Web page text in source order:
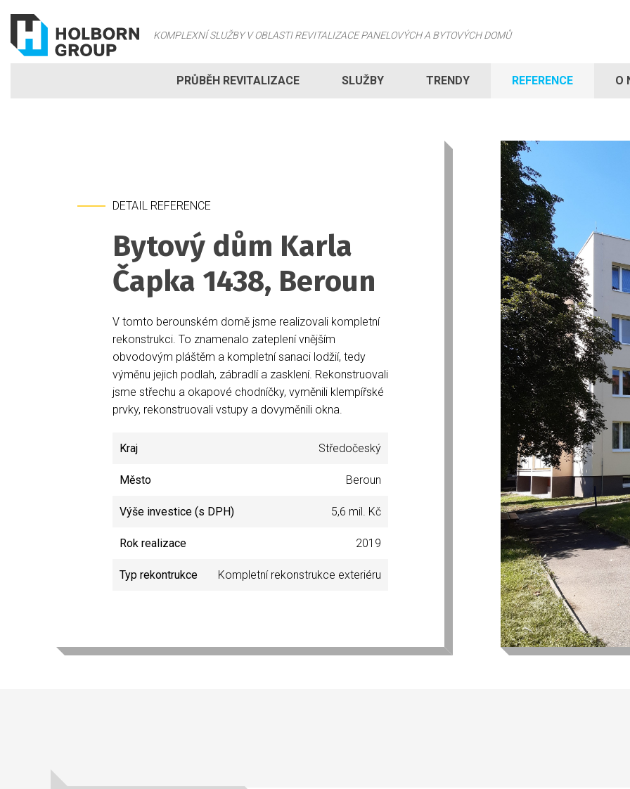
KOMPLEXNÍ SLUŽBY V OBLASTI REVITALIZACE PANELOVÝCH A BYTOVÝCH DOMŮ
PRŮBĚH REVITALIZACE SLUŽBY TRENDY REFERENCE O
DETAIL REFERENCE
Bytový dům Karla
Čapka 1438, Beroun
V tomto berounském domě jsme realizovali kompletní
rekonstrukci. To znamenalo zateplení vnějším
obvodovým pláštěm a kompletní sanaci lodžií, tedy
výměnu jejich podlah, zábradlí a zasklení. Rekonstruovali
jsme střechu a okapové chodníčky, vyměnili klempířské
prvky, rekonstruovali vstupy a dovyměnili okna.
Kraj Středočeský
Město Beroun
Výše investice (s DPH) 5,6 mil. Kč
Rok realizace 2019
Typ rekontrukce Kompletní rekonstrukce exteriéru